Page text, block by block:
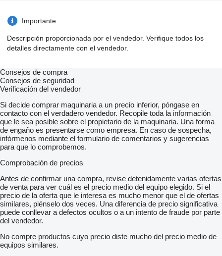
Importante
Descripción proporcionada por el vendedor. Verifique todos los
detalles directamente con el vendedor.
Consejos de compra
Consejos de seguridad
Verificación del vendedor
Si decide comprar maquinaria a un precio inferior, póngase en
contacto con el verdadero vendedor. Recopile toda la información
que le sea posible sobre el propietario de la maquinaria. Una forma
de engaño es presentarse como empresa. En caso de sospecha,
infórmenos mediante el formulario de comentarios y sugerencias
para que lo comprobemos.
Comprobación de precios
Antes de confirmar una compra, revise detenidamente varias ofertas
de venta para ver cuál es el precio medio del equipo elegido. Si el
precio de la oferta que le interesa es mucho menor que el de ofertas
similares, piénselo dos veces. Una diferencia de precio significativa
puede conllevar a defectos ocultos o a un intento de fraude por parte
del vendedor.
No compre productos cuyo precio diste mucho del precio medio de
equipos similares.